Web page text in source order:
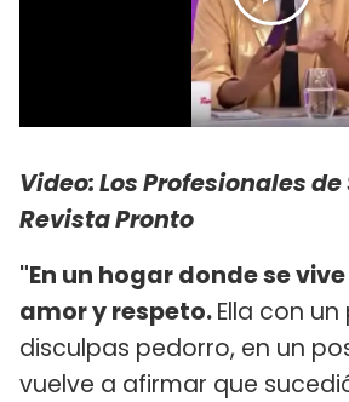
Video: Los Profesionales
Revista Pronto
"En un hogar donde se
amor y respeto.Ella con
disculpas pedorro, en un
vuelve a afirmar que